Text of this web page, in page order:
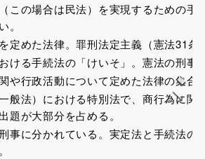
この場合は民法）を実現するための手
。
定めた法律。罪刑法定主義（憲法31条
ける手続法の「けいそ」。憲法の刑事
や行政活動について定めた法律の集合
般法）における特別法で、商行為に関
題が大部分を占める。
事に分かれている。実定法と手続法の
→